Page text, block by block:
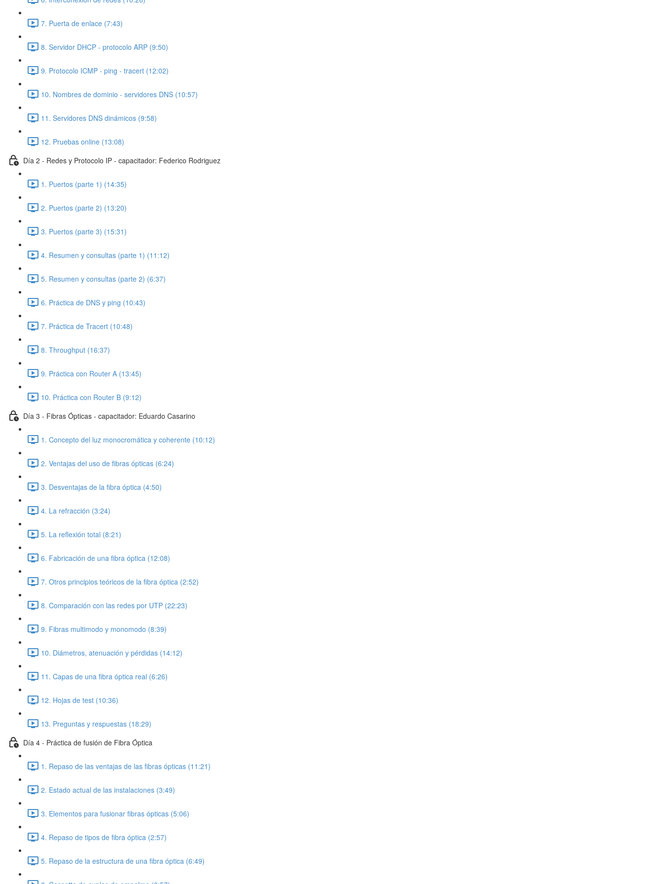
7. Puerta de enlace (7:43)
8. Servidor DHCP - protocolo ARP (9:50)
9. Protocolo ICMP - ping - tracert (12:02)
10. Nombres de dominio - servidores DNS (10:57)
11. Servidores DNS dinámicos (9:58)
12. Pruebas online (13:08)
Día 2 - Redes y Protocolo IP - capacitador: Federico Rodriguez
1. Puertos (parte 1) (14:35)
2. Puertos (parte 2) (13:20)
3. Puertos (parte 3) (15:31)
4. Resumen y consultas (parte 1) (11:12)
5. Resumen y consultas (parte 2) (6:37)
6. Práctica de DNS y ping (10:43)
7. Práctica de Tracert (10:48)
8. Throughput (16:37)
9. Práctica con Router A (13:45)
10. Práctica con Router B (9:12)
Día 3 - Fibras Ópticas - capacitador: Eduardo Casarino
1. Concepto del luz monocromática y coherente (10:12)
2. Ventajas del uso de fibras ópticas (6:24)
3. Desventajas de la fibra óptica (4:50)
4. La refracción (3:24)
5. La reflexión total (8:21)
6. Fabricación de una fibra óptica (12:08)
7. Otros principios teóricos de la fibra óptica (2:52)
8. Comparación con las redes por UTP (22:23)
9. Fibras multimodo y monomodo (8:39)
10. Diámetros, atenuación y pérdidas (14:12)
11. Capas de una fibra óptica real (6:26)
12. Hojas de test (10:36)
13. Preguntas y respuestas (18:29)
Día 4 - Práctica de fusión de Fibra Óptica
1. Repaso de las ventajas de las fibras ópticas (11:21)
2. Estado actual de las instalaciones (3:49)
3. Elementos para fusionar fibras ópticas (5:06)
4. Repaso de tipos de fibra óptica (2:57)
5. Repaso de la estructura de una fibra óptica (6:49)